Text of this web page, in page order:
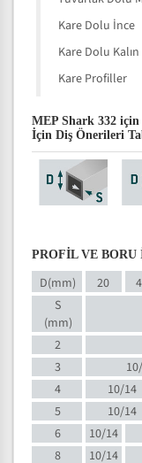
Kare Dolu İnce
Kare Dolu Kalın
Kare Profiller
MEP Shark 332 için
İçin Diş Önerileri
PROFİL VE BORU
D(mm) 20
S
(mm)
2
3
4
10/14
5
10/14
6
10/14
8
10/14